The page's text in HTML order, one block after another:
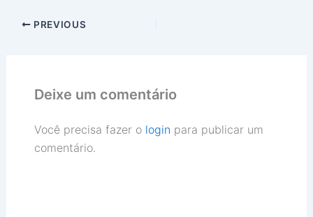
PREVIOUS
Deixe um comentário
Você precisa fazer o login para publicar um
comentário.